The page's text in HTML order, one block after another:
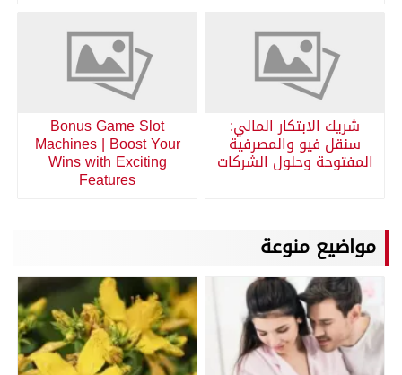
شريك الابتكار المالي:
سنقل فيو والمصرفية
المفتوحة وحلول الشركات
Bonus Game Slot
Machines | Boost Your
Wins with Exciting
Features
مواضيع منوعة